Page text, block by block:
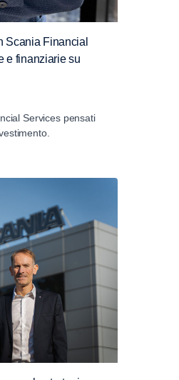
Scania Financial
e finanziarie su
Services pensati